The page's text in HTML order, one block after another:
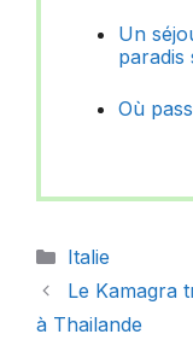
Un
paradis
Où
Catégories
Italie
Le Kamagra
à Thailande